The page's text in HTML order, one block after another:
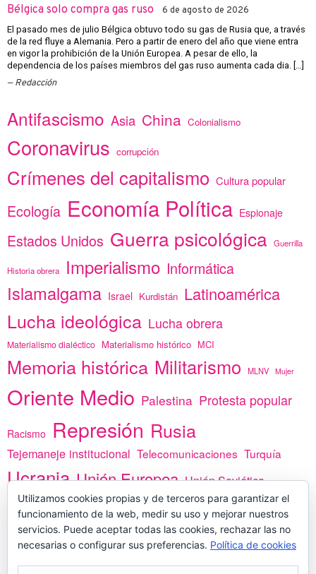
Bélgica solo compra gas ruso 6 de agosto de 2026
El pasado mes de julio Bélgica obtuvo todo su gas de Rusia que, a través
de la red fluye a Alemania. Pero a partir de enero del año que viene entra
en vigor la prohibición de la Unión Europea. A pesar de ello, la
dependencia de los países miembros del gas ruso aumenta cada dia. […]
Redacción
Antifascismo Asia China Colonialismo
Coronavirus corrupción
Crímenes del capitalismo Cultura popular
Ecología Economía Política Espionaje
Estados Unidos Guerra psicológica Guerrilla
Historia obrera Imperialismo Informática
Islamalgama Israel Kurdistán Latinoamérica
Lucha ideológica Lucha obrera
Materialismo dialéctico Materialismo histórico MCI
Memoria histórica Militarismo MLNV Mujer
Oriente Medio Palestina Protesta popular
Racismo Represión Rusia
Tejemaneje institucional Telecomunicaciones Turquía
Ucrania Unión Europea Unión Soviética
vacunas Yemen África
PREGÚNTANOS
Utilizamos cookies propias y de terceros para garantizar el
funcionamiento de la web, medir su uso y mejorar nuestros
servicios. Puede aceptar todas las cookies, rechazar las no
necesarias o configurar sus preferencias. Política de cookies